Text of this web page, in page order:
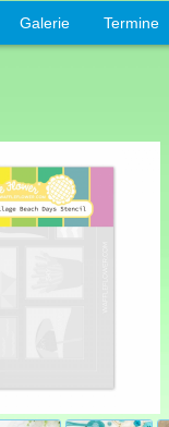
Galerie Termine